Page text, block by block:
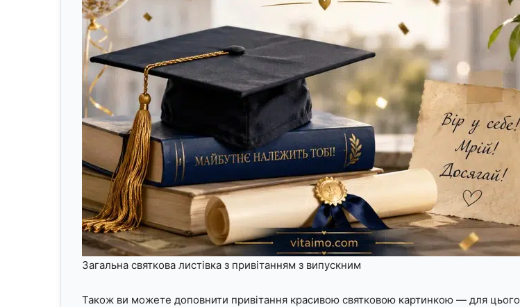
Загальна святкова листівка з привітанням з випускним
Також ви можете доповнити привітання красивою святковою картинкою — для цього